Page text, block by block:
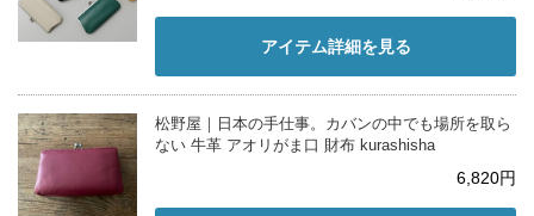
アイテム詳細を見る
松野屋｜日本の手仕事。カバンの中でも場所を取ら
ない 牛革 アオリがま口 財布 kurashisha
6,820円